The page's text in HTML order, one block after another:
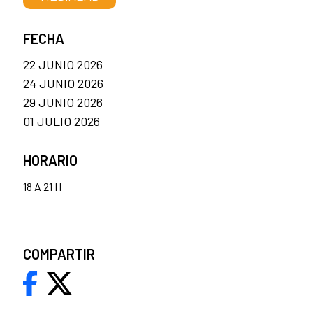
FECHA
22 JUNIO 2026
24 JUNIO 2026
29 JUNIO 2026
01 JULIO 2026
HORARIO
18 A 21 H
COMPARTIR